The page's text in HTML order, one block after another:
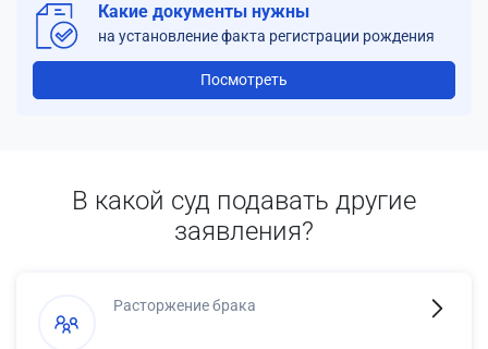
Какие документы нужны
на установление факта регистрации рождения
Посмотреть
В какой суд подавать другие
заявления?
Расторжение брака